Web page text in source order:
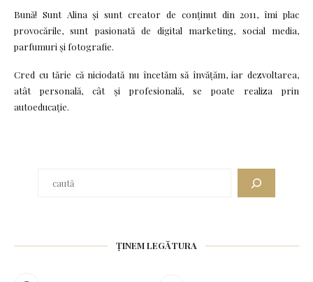
Bună! Sunt Alina și sunt creator de conținut din 2011, îmi plac
provocările, sunt pasionată de digital marketing, social media,
parfumuri și fotografie.
Cred cu tărie că niciodată nu încetăm să învățăm, iar dezvoltarea,
atât personală, cât și profesională, se poate realiza prin
autoeducație.
ȚINEM LEGĂTURA